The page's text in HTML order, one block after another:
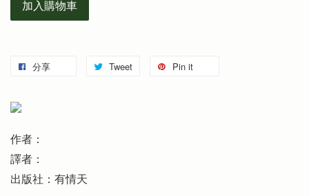
加入購物車
分享 Tweet Pin it
作者：
譯者：
出版社：有情天